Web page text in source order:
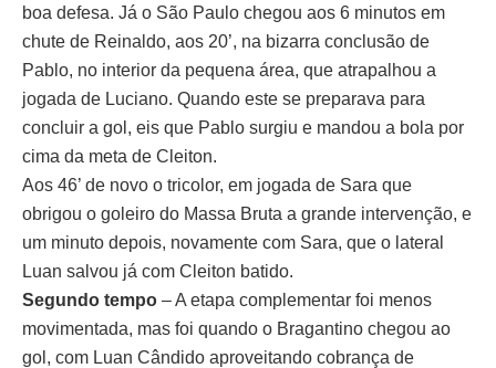
boa defesa. Já o São Paulo chegou aos 6 minutos em
chute de Reinaldo, aos 20’, na bizarra conclusão de
Pablo, no interior da pequena área, que atrapalhou a
jogada de Luciano. Quando este se preparava para
concluir a gol, eis que Pablo surgiu e mandou a bola por
cima da meta de Cleiton.
Aos 46’ de novo o tricolor, em jogada de Sara que
obrigou o goleiro do Massa Bruta a grande intervenção, e
um minuto depois, novamente com Sara, que o lateral
Luan salvou já com Cleiton batido.
Segundo tempo – A etapa complementar foi menos
movimentada, mas foi quando o Bragantino chegou ao
gol, com Luan Cândido aproveitando cobrança de